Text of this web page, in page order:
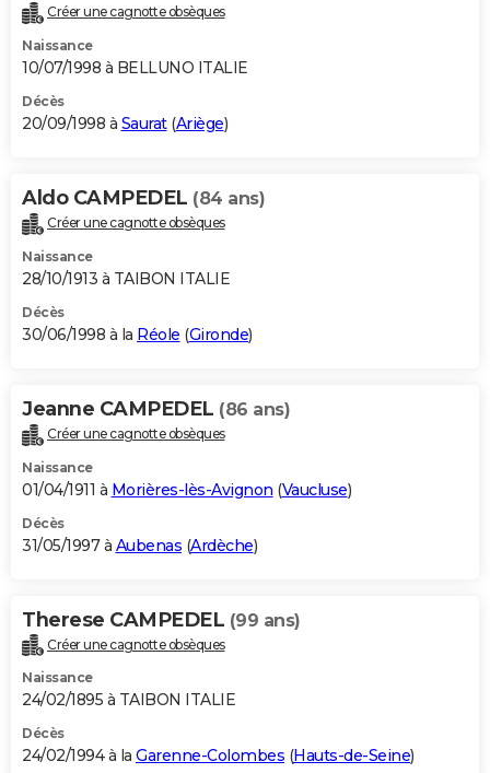
Créer une cagnotte obsèques
Naissance
10/07/1998 à BELLUNO ITALIE
Décès
20/09/1998 à Saurat(Ariège)
Aldo CAMPEDEL (84 ans)
Créer une cagnotte obsèques
Naissance
28/10/1913 à TAIBON ITALIE
Décès
30/06/1998 à la Réole (Gironde)
Jeanne CAMPEDEL (86 ans)
Créer une cagnotte obsèques
Naissance
01/04/1911 à Morières-lès-Avignon (Vaucluse)
Décès
31/05/1997 à Aubenas (Ardèche)
Therese CAMPEDEL (99 ans)
Créer une cagnotte obsèques
Naissance
24/02/1895 à TAIBON ITALIE
Décès
24/02/1994 à la Garenne-Colombes (Hauts-de-Seine)